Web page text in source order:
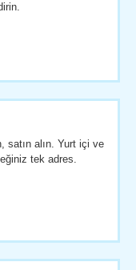
satın alın. Yurt içi ve
tek adres.